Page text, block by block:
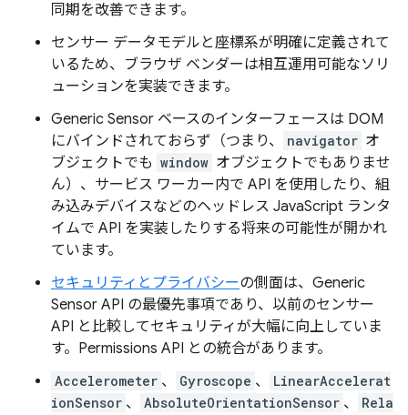
同期を改善できます。
センサー データモデルと座標系が明確に定義されて
いるため、ブラウザ ベンダーは相互運用可能なソリ
ューションを実装できます。
Generic Sensor ベースのインターフェースは DOM
にバインドされておらず（つまり、
navigator オ
ブジェクトでも window オブジェクトでもありませ
ん）、サービス ワーカー内で API を使用したり、組
み込みデバイスなどのヘッドレス JavaScript ランタ
イムで API を実装したりする将来の可能性が開かれ
ています。
セキュリティとプライバシーの側面は、Generic
Sensor API の最優先事項であり、以前のセンサー
API と比較してセキュリティが大幅に向上していま
す。Permissions API との統合があります。
Accelerometer 、 Gyroscope 、
LinearAccelerat
ionSensor 、 AbsoluteOrientationSensor 、
Rela